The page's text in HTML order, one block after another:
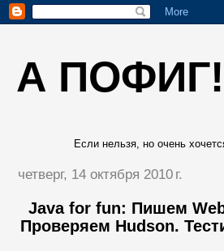
А ПОФИГ!
Если нельзя, но очень
четверг, 14 октября 2010 г.
Java for fun: Пишем
Проверяем Hudson.